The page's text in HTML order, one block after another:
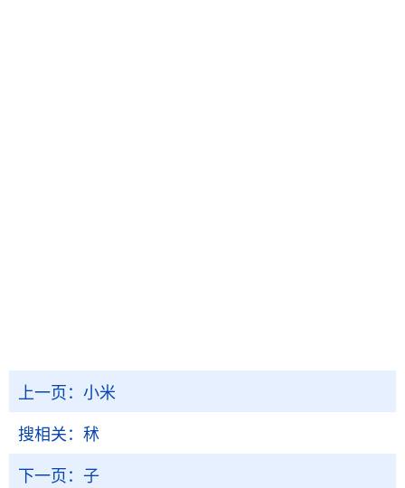
上一页： 小米
搜相关： 秫
下一页： 子